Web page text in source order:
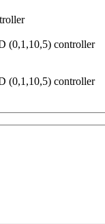
(0,1,10,5) controller
(0,1,10,5) controller